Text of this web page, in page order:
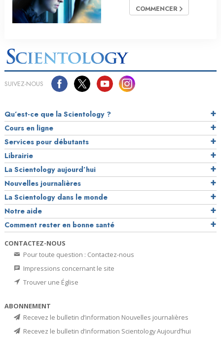
COMMENCER
SUIVEZ-NOUS
Qu’est-ce que la Scientology ?
Cours en ligne
Services pour débutants
Librairie
La Scientology aujourd’hui
Nouvelles journalières
La Scientology dans le monde
Notre aide
Comment rester en bonne santé
CONTACTEZ-NOUS
Pour toute question : Contactez-nous
Impressions concernant le site
Trouver une Église
ABONNEMENT
Recevez le bulletin d’information Nouvelles journalières
Recevez le bulletin d’information Scientology Aujourd’hui